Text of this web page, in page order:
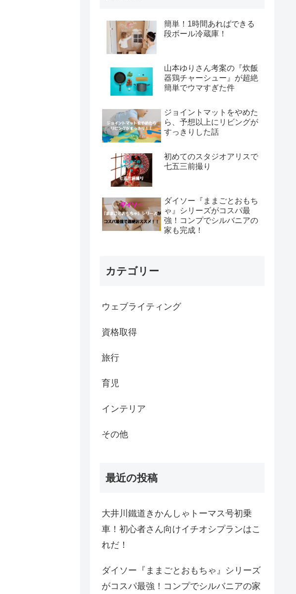
簡単！1時間あればできる
段ボール冷蔵庫！
山本ゆりさん考案の『炊飯
器鶏チャーシュー』が超絶
簡単でウマすぎた件
ジョイントマットをやめた
ら、予想以上にリビングが
すっきりした話
初めてのスタジオアリスで
七五三前撮り
ダイソー『ままごとおもち
ゃ』シリーズがコスパ最
強！コンプでシルバニアの
家も完成！
カテゴリー
ウェブライティング
資格取得
旅行
育児
インテリア
その他
最近の投稿
大井川鐵道きかんしゃトーマス号初乗
車！初心者さん向けイチオシプランはこ
れだ！
ダイソー『ままごとおもちゃ』シリーズ
がコスパ最強！コンプでシルバニアの家